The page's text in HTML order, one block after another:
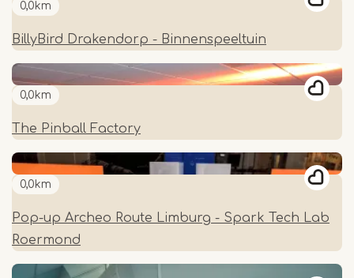
0,0km
BillyBird Drakendorp - Binnenspeeltuin
0,0km
The Pinball Factory
0,0km
Pop-up Archeo Route Limburg - Spark Tech Lab
Roermond